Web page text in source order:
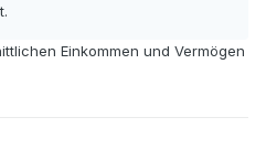
Einkommen und Vermögen